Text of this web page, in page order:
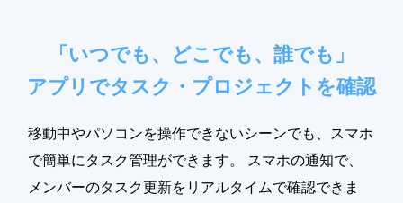
「いつでも、どこでも、誰でも」
アプリでタスク・プロジェクトを確認
移動中やパソコンを操作できないシーンでも、スマホ
で簡単にタスク管理ができます。 スマホの通知で、
メンバーのタスク更新をリアルタイムで確認できま